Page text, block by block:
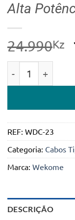
Alta
24.990Kz
REF: WDC-23
Categoria: Cabos
Marca: Wekome
DESCRIÇÃO